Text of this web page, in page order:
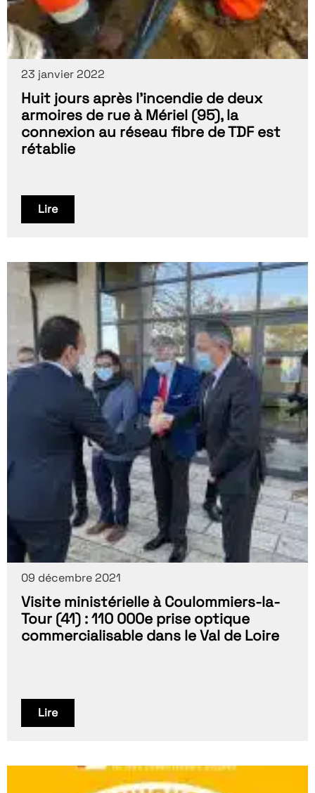
23 janvier 2022
Huit jours après l’incendie de deux
armoires de rue à Mériel (95), la
connexion au réseau fibre de TDF est
rétablie
Lire
09 décembre 2021
Visite ministérielle à Coulommiers-la-
Tour (41) : 110 000e prise optique
commercialisable dans le Val de Loire
Lire